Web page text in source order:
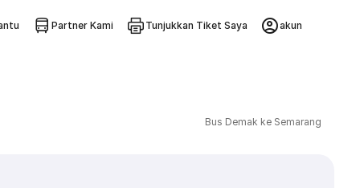
Partner Kami Tunjukkan Tiket Saya akun
Bus Demak ke Semarang